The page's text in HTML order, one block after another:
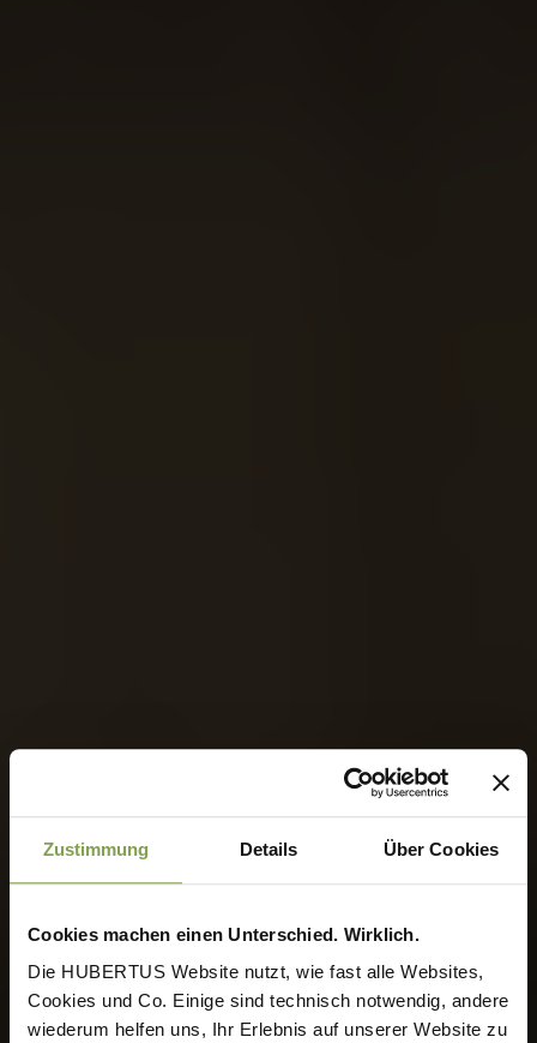
Zustimmung Details Über Cookies
Cookies machen einen Unterschied. Wirklich.
Die HUBERTUS Website nutzt, wie fast alle Websites,
Cookies und Co. Einige sind technisch notwendig, andere
wiederum helfen uns, Ihr Erlebnis auf unserer Website zu